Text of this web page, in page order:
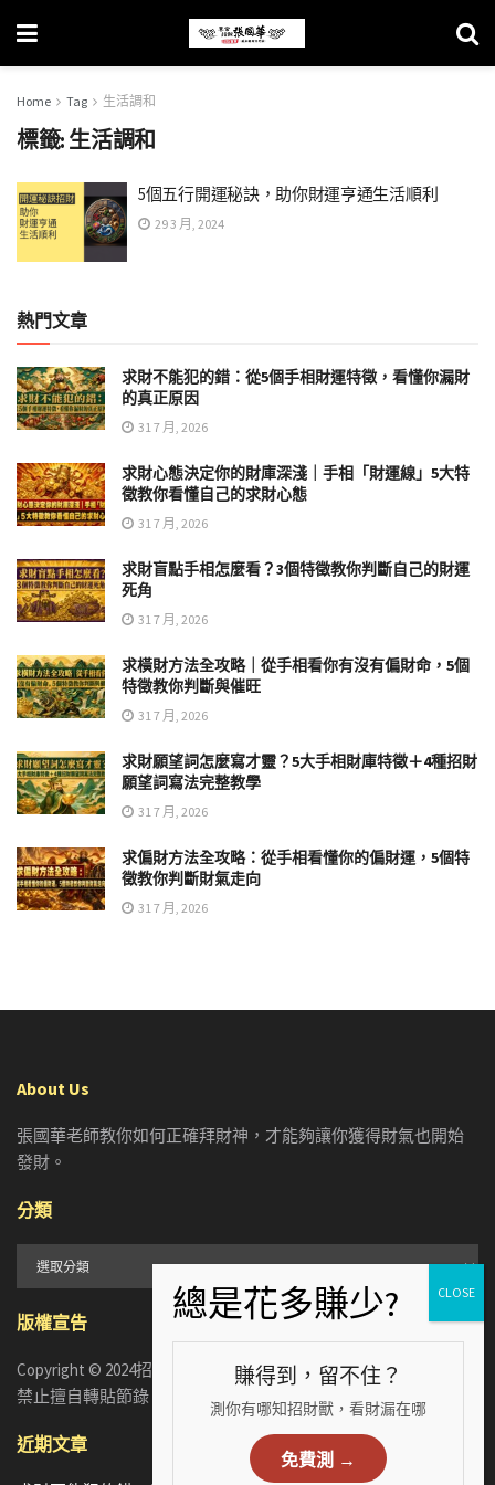
Home Tag 生活調和
標籤: 生活調和
5個五行開運秘訣，助你財運亨通生活順利
29 3 月, 2024
熱門文章
求財不能犯的錯：從5個手相財運特徵，看懂你漏財
的真正原因
31 7 月, 2026
求財心態決定你的財庫深淺｜手相「財運線」5大特
徵教你看懂自己的求財心態
31 7 月, 2026
求財盲點手相怎麼看？3個特徵教你判斷自己的財運
死角
31 7 月, 2026
求橫財方法全攻略｜從手相看你有沒有偏財命，5個
特徵教你判斷與催旺
31 7 月, 2026
求財願望詞怎麼寫才靈？5大手相財庫特徵＋4種招財
願望詞寫法完整教學
31 7 月, 2026
求偏財方法全攻略：從手相看懂你的偏財運，5個特
徵教你判斷財氣走向
31 7 月, 2026
About Us
張國華老師教你如何正確拜財神，才能夠讓你獲得財氣也開始
發財。
分類
版權宣告
Copyright © 2024招財張國華. ALL RIGHTS RESERVED. 版權所有，
禁止擅自轉貼節錄
近期文章
賺得到，留不住？
測你有哪知招財獸，看財漏在哪
免費測 →